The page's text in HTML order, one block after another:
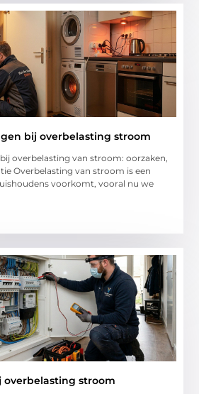
bij overbelasting stroom
overbelasting van stroom: oorzaken,
Overbelasting van stroom is een
voorkomt, vooral nu we
overbelasting stroom